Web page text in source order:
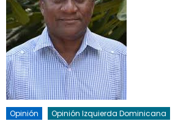
Opinión Opinión Izquierda Dominicana